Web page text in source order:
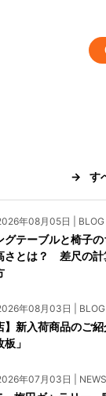
よくあるご質問
お問い合わせ
資料請求
工務店様・設計会
す
年08月05日 | BLOG
グテーブルと椅子の
さとは？ 差尺の計
年08月03日 | BLOG
】新入荷商品のご
」
年07月03日 | NEWS